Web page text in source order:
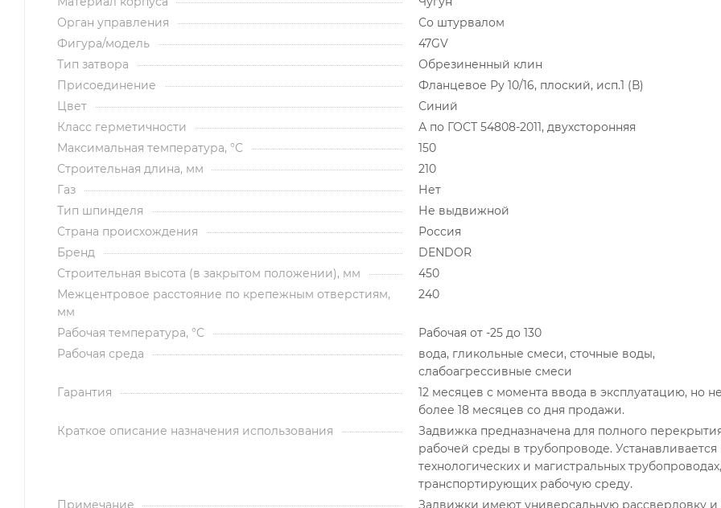
Орган управления
Со штурвалом
Фигура/модель
47GV
Тип затвора
Обрезиненный клин
Присоединение
Фланцевое Ру 10/16, плоский, исп.1 (В)
Цвет
Синий
Класс герметичности
А по ГОСТ 54808-2011, двухсторонняя
Максимальная температура, °C
150
Строительная длина, мм
210
Газ
Нет
Тип шпинделя
Не выдвижной
Страна происхождения
Россия
Бренд
DENDOR
Строительная высота (в закрытом положении), мм
450
Межцентровое расстояние по крепежным отверстиям,
мм
240
Рабочая температура, °C
Рабочая от -25 до 130
Рабочая среда
вода, гликольные смеси, сточные воды,
слабоагрессивные смеси
Гарантия
12 месяцев с момента ввода в эксплуатацию, но не
более 18 месяцев со дня продажи.
Краткое описание назначения использования
Задвижка предназначена для полного
рабочей среды в трубопроводе. Устанавливается
технологических и магистральных трубопроводах,
транспортирующих рабочую среду.